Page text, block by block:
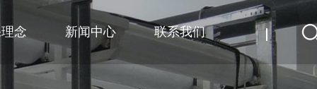
念 新闻中心 联系我们